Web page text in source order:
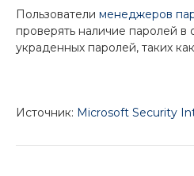
Пользователи менеджеров
проверять наличие паролей в
украденных паролей, таких как
Источник: Microsoft Security